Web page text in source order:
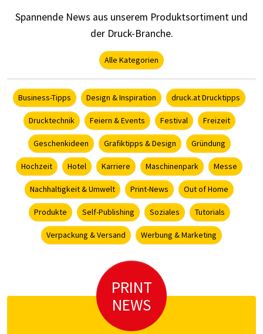
Spannende News aus unserem Produktsortiment und
der Druck-Branche.
Alle Kategorien
Business-Tipps Design & Inspiration druck.at Drucktipps
Drucktechnik Feiern & Events Festival Freizeit
Geschenkideen Grafiktipps & Design Gründung
Hochzeit Hotel Karriere Maschinenpark Messe
Nachhaltigkeit & Umwelt Print-News Out of Home
Produkte Self-Publishing Soziales Tutorials
Verpackung & Versand Werbung & Marketing
PRINT
NEWS